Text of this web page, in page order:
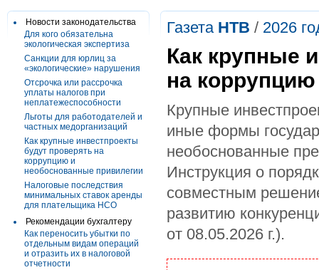
Новости законодательства
Для кого обязательна
экологическая экспертиза
Санкции для юрлиц за
«экологические» нарушения
Отсрочка или рассрочка
уплаты налогов при
неплатежеспособности
Льготы для работодателей и
частных медорганизаций
Как крупные инвестпроекты
будут проверять на
коррупцию и
необоснованные привилегии
Налоговые последствия
минимальных ставок аренды
для плательщика НСО
Рекомендации бухгалтеру
Как переносить убытки по
отдельным видам операций
и отразить их в налоговой
отчетности
Газета НТВ / 2026
Как крупные
на
Крупные
иные формы
необоснованные
Инструкция о
совместным
развитию
от 08.05.2026 г.).